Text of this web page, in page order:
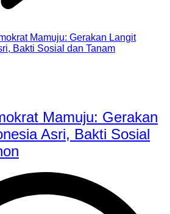
Mamuju: Gerakan
Asri, Bakti Sosial